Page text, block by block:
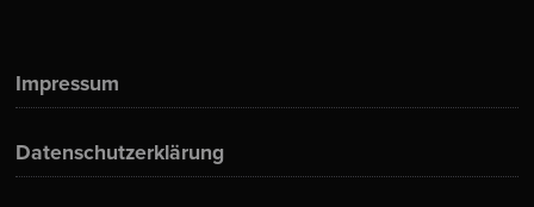
Impressum
Datenschutzerklärung